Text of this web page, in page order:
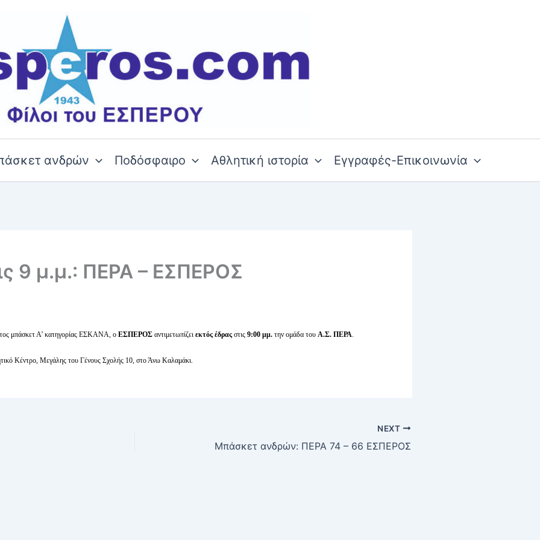
ανδρών Ποδόσφαιρο Αθλητική ιστορία Εγγραφές-Επικοινωνία
9 μ.μ.: ΠΕΡΑ – ΕΣΠΕΡΟΣ
μπάσκετ Α’ κατηγορίας ΕΣΚΑΝΑ, ο ΕΣΠΕΡΟΣ αντιμετωπίζει εκτός έδρας στις 9:00 μμ. την ομάδα του Α.Σ. ΠΕΡΑ.
Κέντρο, Μεγάλης του Γένους Σχολής 10, στο Άνω Καλαμάκι.
NEXT
Μπάσκετ ανδρών: ΠΕΡΑ 74 – 66 ΕΣΠΕΡΟΣ